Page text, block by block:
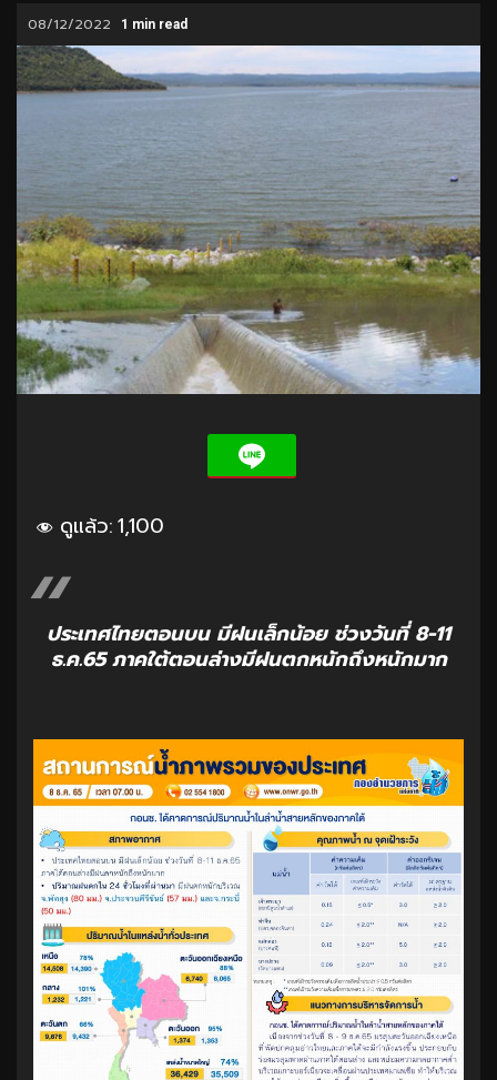
08/12/2022 1 min read
ดูแล้ว:1,100
ประเทศไทยตอนบน มีฝนเล็กน้อย ช่วงวันที่ 8-11
ธ.ค.65 ภาคใต้ตอนล่างมีฝนตกหนักถึงหนักมาก